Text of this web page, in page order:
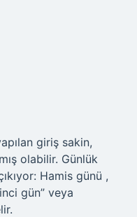
giriş sakin,
olabilir. Günlük
Hamis günü ,
gün” veya